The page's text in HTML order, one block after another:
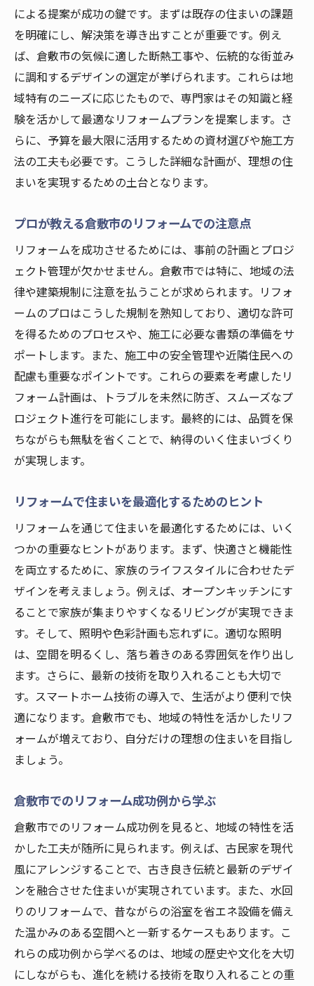
による提案が成功の鍵です。まずは既存の住まいの課題
を明確にし、解決策を導き出すことが重要です。例え
ば、倉敷市の気候に適した断熱工事や、伝統的な街並み
に調和するデザインの選定が挙げられます。これらは地
域特有のニーズに応じたもので、専門家はその知識と経
験を活かして最適なリフォームプランを提案します。さ
らに、予算を最大限に活用するための資材選びや施工方
法の工夫も必要です。こうした詳細な計画が、理想の住
まいを実現するための土台となります。
プロが教える倉敷市のリフォームでの注意点
リフォームを成功させるためには、事前の計画とプロジ
ェクト管理が欠かせません。倉敷市では特に、地域の法
律や建築規制に注意を払うことが求められます。リフォ
ームのプロはこうした規制を熟知しており、適切な許可
を得るためのプロセスや、施工に必要な書類の準備をサ
ポートします。また、施工中の安全管理や近隣住民への
配慮も重要なポイントです。これらの要素を考慮したリ
フォーム計画は、トラブルを未然に防ぎ、スムーズなプ
ロジェクト進行を可能にします。最終的には、品質を保
ちながらも無駄を省くことで、納得のいく住まいづくり
が実現します。
リフォームで住まいを最適化するためのヒント
リフォームを通じて住まいを最適化するためには、いく
つかの重要なヒントがあります。まず、快適さと機能性
を両立するために、家族のライフスタイルに合わせたデ
ザインを考えましょう。例えば、オープンキッチンにす
ることで家族が集まりやすくなるリビングが実現できま
す。そして、照明や色彩計画も忘れずに。適切な照明
は、空間を明るくし、落ち着きのある雰囲気を作り出し
ます。さらに、最新の技術を取り入れることも大切で
す。スマートホーム技術の導入で、生活がより便利で快
適になります。倉敷市でも、地域の特性を活かしたリフ
ォームが増えており、自分だけの理想の住まいを目指し
ましょう。
倉敷市でのリフォーム成功例から学ぶ
倉敷市でのリフォーム成功例を見ると、地域の特性を活
かした工夫が随所に見られます。例えば、古民家を現代
風にアレンジすることで、古き良き伝統と最新のデザイ
ンを融合させた住まいが実現されています。また、水回
りのリフォームで、昔ながらの浴室を省エネ設備を備え
た温かみのある空間へと一新するケースもあります。こ
れらの成功例から学べるのは、地域の歴史や文化を大切
にしながらも、進化を続ける技術を取り入れることの重